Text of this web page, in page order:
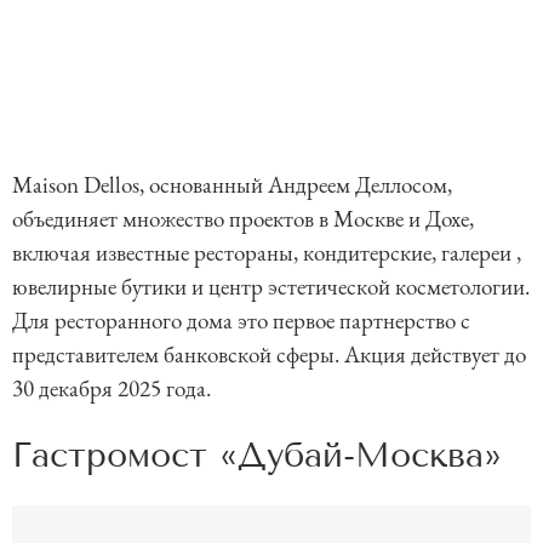
Maison Dellos, основанный Андреем Деллосом,
объединяет множество проектов в Москве и Дохе,
включая известные рестораны, кондитерские, галереи ,
ювелирные бутики и центр эстетической косметологии.
Для ресторанного дома это первое партнерство с
представителем банковской сферы. Акция действует до
30 декабря 2025 года.
Гастромост «Дубай-Москва»